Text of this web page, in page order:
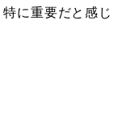
に重要だと感じ